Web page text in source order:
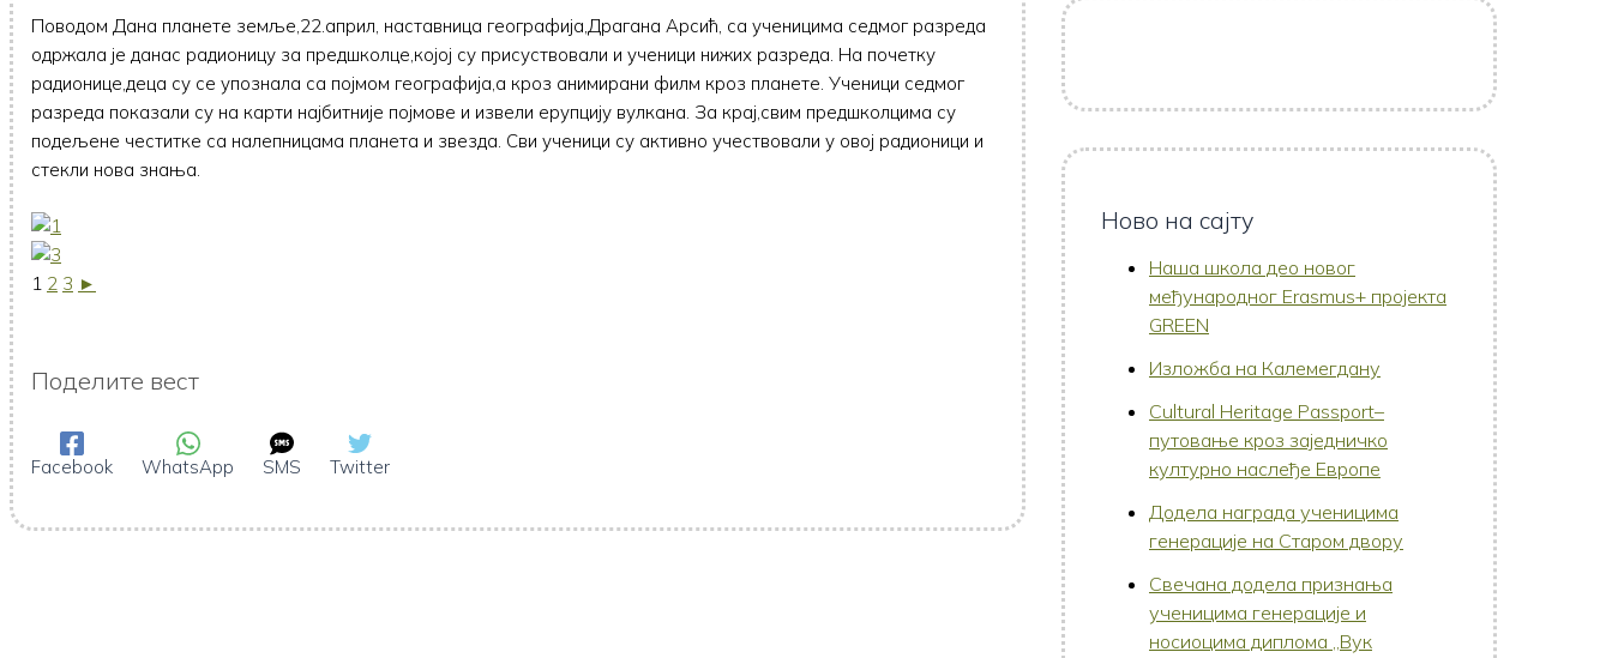
Поводом Дана планете земље,22.април, наставница географија,Драгана Арсић, са ученицима седмог разреда
одржала је данас радионицу за предшколце,којој су присуствовали и ученици нижих разреда. На почетку
радионице,деца су се упознала са појмом географија,а кроз анимирани филм кроз планете. Ученици седмог
разреда показали су на карти најбитније појмове и извели ерупцију вулкана. За крај,свим предшколцима су
подељене честитке са налепницама планета и звезда. Сви ученици су активно учествовали у овој радионици и
стекли нова знања.
1 2 3 ►
Поделите вест
Facebook WhatsApp SMS Twitter
Ново на сајту
Наша школа део новог
међународног Erasmus+ пројекта
GREEN
Изложба на Калемегдану
Cultural Heritage Passport–
путовање кроз заједничко
културно наслеђе Европе
Додела награда ученицима
генерације на Старом двору
Свечана додела признања
ученицима генерације и
носиоцима диплома „Вук